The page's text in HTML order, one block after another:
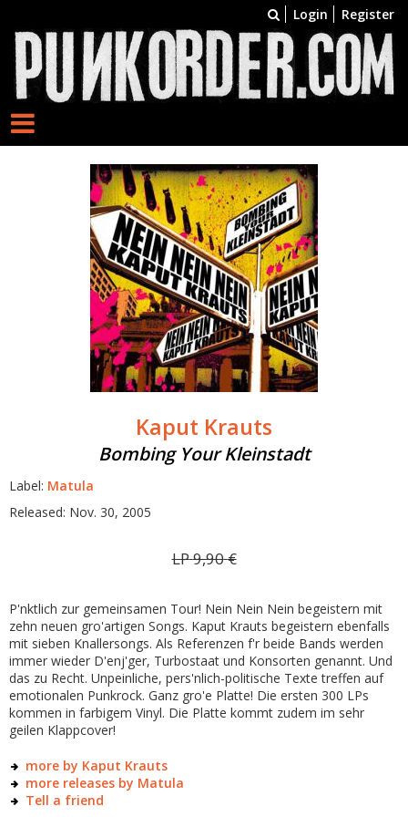
Login Register
Kaput Krauts
Bombing Your Kleinstadt
Label: Matula
Released: Nov. 30, 2005
LP9,90€
P'nktlich zur gemeinsamen Tour! Nein Nein Nein begeistern mit
zehn neuen gro'artigen Songs. Kaput Krauts begeistern ebenfalls
mit sieben Knallersongs. Als Referenzen f'r beide Bands werden
immer wieder D'enj'ger, Turbostaat und Konsorten genannt. Und
das zu Recht. Unpeinliche, pers'nlich-politische Texte treffen auf
emotionalen Punkrock. Ganz gro'e Platte! Die ersten 300 LPs
kommen in farbigem Vinyl. Die Platte kommt zudem im sehr
geilen Klappcover!
more by Kaput Krauts
more releases by Matula
Tell a friend